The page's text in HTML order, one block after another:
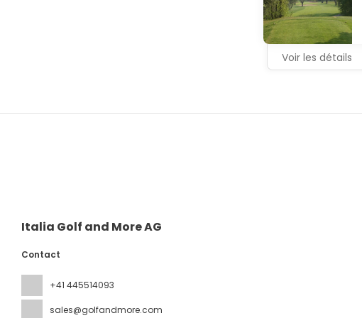
Voir les détails
Italia Golf and More AG
Contact
+41 445514093
sales@golfandmore.com